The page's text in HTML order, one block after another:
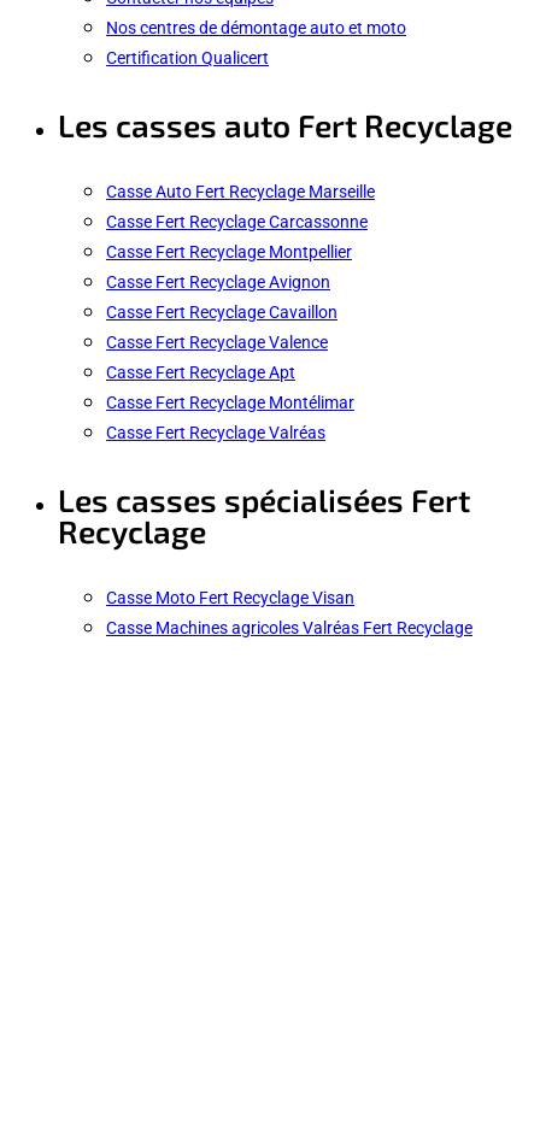
Nos centres de démontage auto et moto
Certification Qualicert
Les casses auto Fert Recyclage
Casse Auto Fert Recyclage Marseille
Casse Fert Recyclage Carcassonne
Casse Fert Recyclage Montpellier
Casse Fert Recyclage Avignon
Casse Fert Recyclage Cavaillon
Casse Fert Recyclage Valence
Casse Fert Recyclage Apt
Casse Fert Recyclage Montélimar
Casse Fert Recyclage Valréas
Les casses spécialisées Fert
Recyclage
Casse Moto Fert Recyclage Visan
Casse Machines agricoles Valréas Fert Recyclage